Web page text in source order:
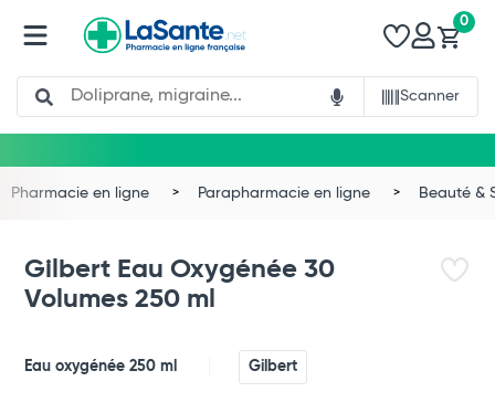
Search
Scanner
0
Pharmacie en ligne Parapharmacie en ligne Beauté &
Gilbert Eau Oxygénée 30
Volumes 250 ml
Eau oxygénée 250 ml Gilbert